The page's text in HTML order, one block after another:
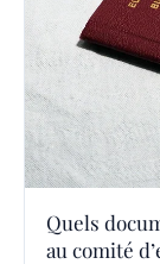
Quels
au comité